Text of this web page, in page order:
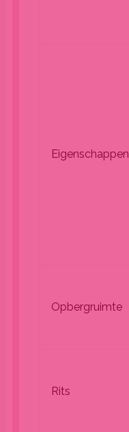
Eigenschappen
Opbergruimte
Rits